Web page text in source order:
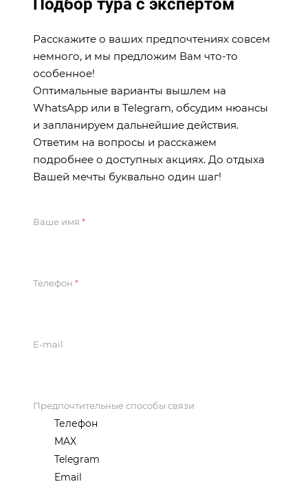
Подбор тура с экспертом
Расскажите о ваших предпочтениях совсем
немного, и мы предложим Вам что-то
особенное!
Оптимальные варианты вышлем на
WhatsApp или в Telegram, обсудим нюансы
и запланируем дальнейшие действия.
Ответим на вопросы и расскажем
подробнее о доступных акциях. До отдыха
Вашей мечты буквально один шаг!
Ваше имя *
Телефон *
E-mail
Предпочтительные способы связи
Телефон
MAX
Telegram
Email